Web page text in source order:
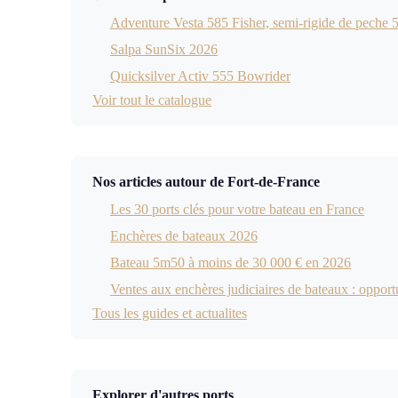
Adventure Vesta 585 Fisher, semi-rigide de peche
Salpa SunSix 2026
Quicksilver Activ 555 Bowrider
Voir tout le catalogue
Nos articles autour de Fort-de-France
Les 30 ports clés pour votre bateau en France
Enchères de bateaux 2026
Bateau 5m50 à moins de 30 000 € en 2026
Ventes aux enchères judiciaires de bateaux :
Tous les guides et actualites
Explorer d'autres ports